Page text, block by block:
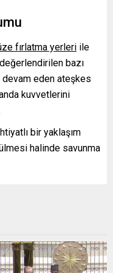
fırlatma yerleri ile
bazı
devam eden ateşkes
kuvvetlerini
bir yaklaşım
halinde savunma